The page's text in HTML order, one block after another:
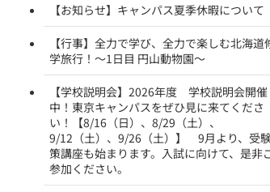
【お知らせ】キャンパス夏季休暇について
【行事】全力で学び、全力で楽しむ北海道
学旅行！〜1日目 円山動物園〜
【学校説明会】2026年度 学校説明会開催
中！東京キャンパスをぜひ見に来てくださ
い！【8/16（日）、8/29（土）、
9/12（土）、9/26（土）】 9月より、受
策講座も始まります。入試に向けて、是非
参加ください。